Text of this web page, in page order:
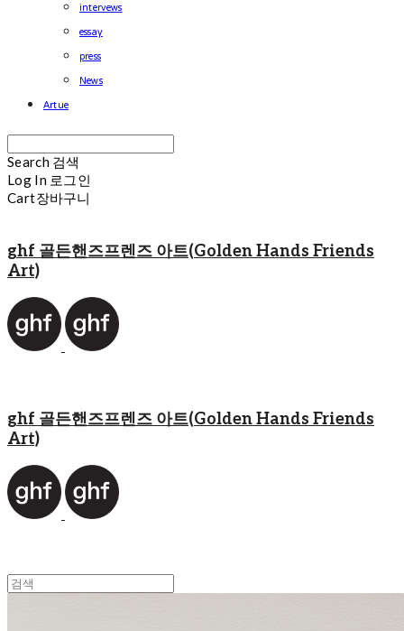
intervews
essay
press
News
Artue
Search 검색
Log In 로그인
Cart장바구니
ghf 골든핸즈프렌즈 아트(Golden Hands Friends
Art)
ghf 골든핸즈프렌즈 아트(Golden Hands Friends
Art)